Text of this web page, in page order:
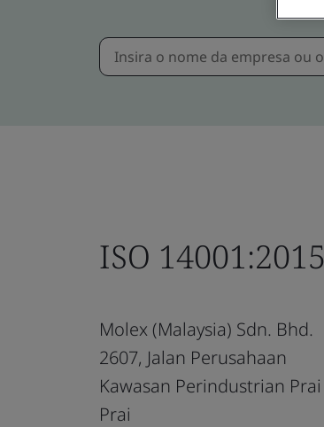
ISO 14001:2015
Molex (Malaysia) Sdn. Bhd.
2607, Jalan Perusahaan
Kawasan Perindustrian Prai
Prai